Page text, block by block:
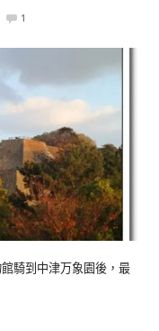
1
騎到中津万象園後，最